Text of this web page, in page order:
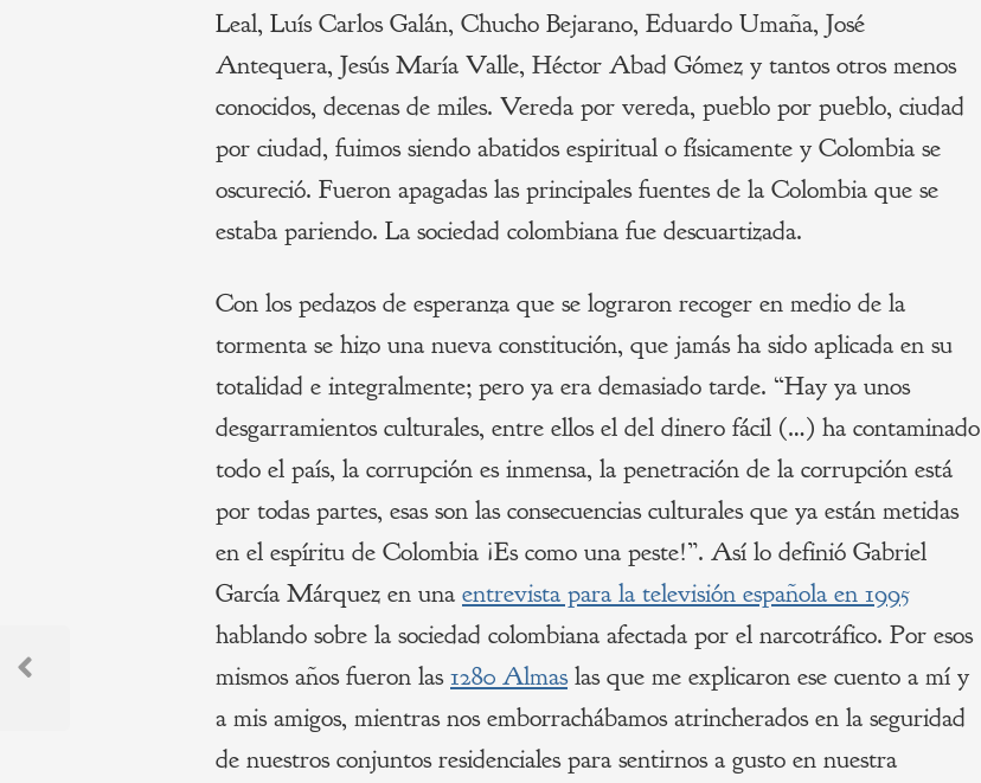
Leal, Luís Carlos Galán, Chucho Bejarano, Eduardo Umaña, José
Antequera, Jesús María Valle, Héctor Abad Gómez y tantos otros menos
conocidos, decenas de miles. Vereda por vereda, pueblo por pueblo, ciudad
por ciudad, fuimos siendo abatidos espiritual o físicamente y Colombia se
oscureció. Fueron apagadas las principales fuentes de la Colombia que se
estaba pariendo. La sociedad colombiana fue descuartizada.
Con los pedazos de esperanza que se lograron recoger en medio de la
tormenta se hizo una nueva constitución, que jamás ha sido aplicada en su
totalidad e integralmente; pero ya era demasiado tarde. “Hay ya unos
desgarramientos culturales, entre ellos el del dinero fácil (…) ha contaminado
todo el país, la corrupción es inmensa, la penetración de la corrupción está
por todas partes, esas son las consecuencias culturales que ya están metidas
en el espíritu de Colombia ¡Es como una peste!”. Así lo definió Gabriel
García Márquez en una entrevista para la televisión española en 1995
hablando sobre la sociedad colombiana afectada por el narcotráfico. Por esos
mismos años fueron las1280 Almaslas que me explicaron ese cuento a mí y
a mis amigos, mientras nos emborrachábamos atrincherados en la seguridad
de nuestros conjuntos residenciales para sentirnos a gusto en nuestra
Navegación